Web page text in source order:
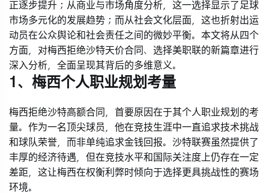
正逐步提升；从商业与市场角度分析，这一选择显示了足球
市场多元化的发展趋势；而从社会文化层面，这也折射出运
动员在公众舆论和社会责任之间的微妙平衡。本文将从四个
方面，对梅西拒绝沙特天价合同、选择美职联的新篇章进行
深入分析，全面呈现其背后的多维意义。
1、梅西个人职业规划考量
梅西拒绝沙特高额合同，首要原因在于其个人职业规划的考
量。作为一名顶尖球员，他在竞技生涯中一直追求技术挑战
和球队荣誉，而非单纯追求金钱回报。沙特联赛虽然提供了
丰厚的经济待遇，但在竞技水平和国际关注度上仍存在一定
差距，这让梅西在权衡利弊时倾向于选择更具挑战性的赛场
环境。